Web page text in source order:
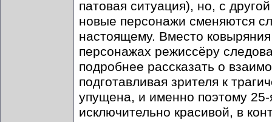
патовая ситуация), но, с
новые персонажи сменяются
настоящему. Вместо
персонажах режиссёру
подробнее рассказать о
подготавливая зрителя к
упущена, и именно поэтому
исключительно красивой, в